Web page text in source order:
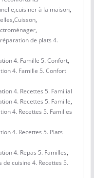
,cuisiner à la maison,
,Cuisson,
,
de plats 4.
4. Famille 5. Confort,
4. Famille 5. Confort
4. Recettes 5. Familial
4. Recettes 5. Famille,
4. Recettes 5. Familles
4. Recettes 5. Plats
4. Repas 5. Familles,
cuisine 4. Recettes 5.